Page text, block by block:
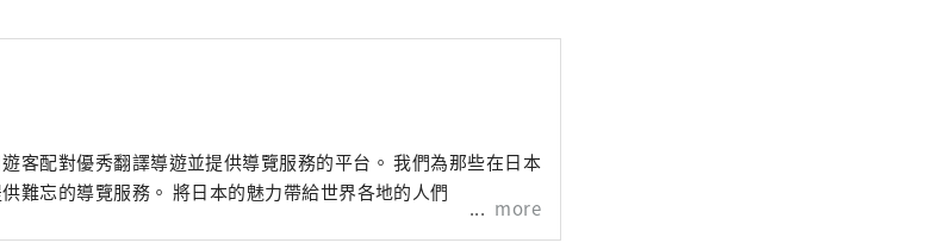
遊客配對優秀翻譯導遊並提供導覽服務的平台。 我們為那些在日本
難忘的導覽服務。 將日本的魅力帶給世界各地的人們
more